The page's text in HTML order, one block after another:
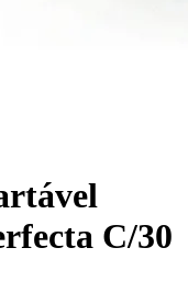
C/30